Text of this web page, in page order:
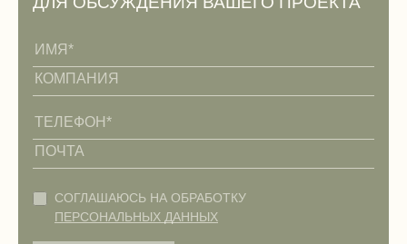
СОГЛАШАЮСЬ НА ОБРАБОТКУ
ПЕРСОНАЛЬНЫХ ДАННЫХ